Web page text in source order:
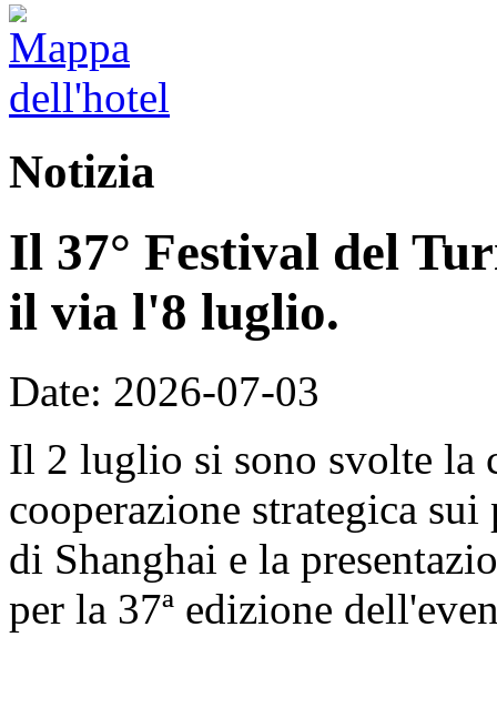
Notizia
Il 37° Festival del
il via l'8 luglio.
Date: 2026-07-03
Il 2 luglio si sono svolte la
cooperazione strategica
di Shanghai e la
per la 37ª edizione